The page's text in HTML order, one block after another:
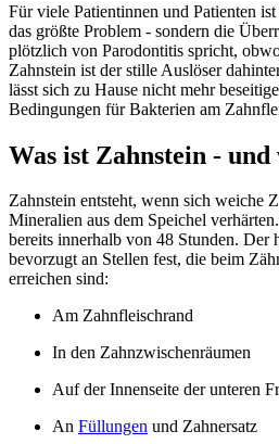
Für viele Patientinnen und Patienten
das größte Problem - sondern die
plötzlich von Parodontitis spricht,
Zahnstein ist der stille Auslöser
lässt sich zu Hause nicht mehr
Bedingungen für Bakterien am
Was ist Zahnstein - und
Zahnstein entsteht, wenn sich weiche
Mineralien aus dem Speichel
bereits innerhalb von 48 Stunden. Der
bevorzugt an Stellen fest, die beim
erreichen sind:
Am Zahnfleischrand
In den Zahnzwischenräumen
Auf der Innenseite der unteren
An Füllungen und Zahnersatz